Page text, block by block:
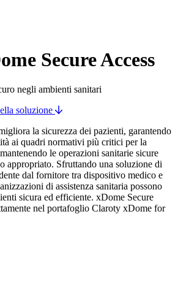
Secure Access
negli ambienti sanitari
soluzione
la sicurezza dei pazienti, garantendo
ai quadri normativi più critici per la
le operazioni sanitarie sicure
appropriato. Sfruttando una soluzione di
dal fornitore tra dispositivo medico e
di assistenza sanitaria possono
sicura ed efficiente. xDome Secure
nel portafoglio Claroty xDome for